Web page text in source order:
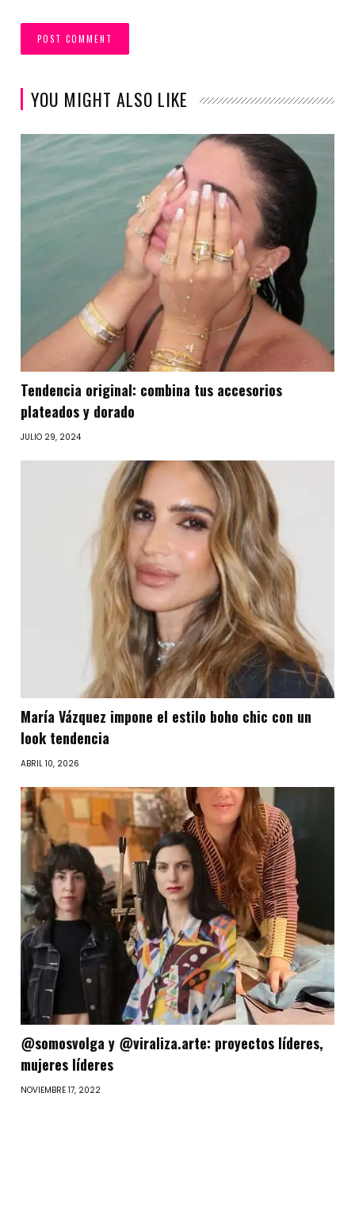
YOU MIGHT ALSO LIKE
Tendencia original: combina tus accesorios
plateados y dorado
JULIO 29, 2024
María Vázquez impone el estilo boho chic con un
look tendencia
ABRIL 10, 2026
@somosvolga y @viraliza.arte: proyectos líderes,
mujeres líderes
NOVIEMBRE 17, 2022